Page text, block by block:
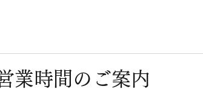
業時間のご案内